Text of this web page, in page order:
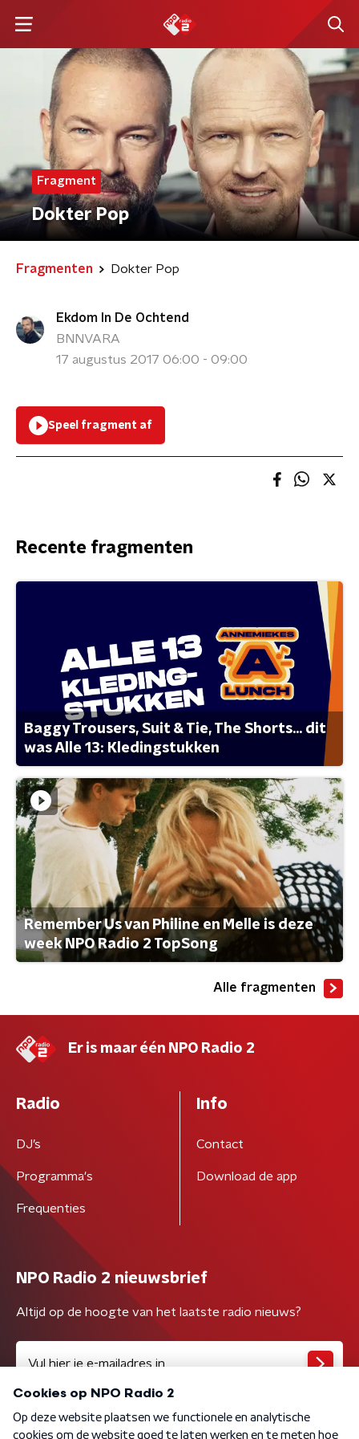
Fragment
Dokter Pop
Fragmenten Dokter Pop
Ekdom In De Ochtend
BNNVARA
17 augustus 2017 06:00 - 09:00
Speel fragment af
Recente fragmenten
Baggy Trousers, Suit & Tie, The Shorts... dit
was Alle 13: Kledingstukken
Remember Us van Philine en Melle is deze
week NPO Radio 2 TopSong
Alle fragmenten
Er is maar één NPO Radio 2
Radio
DJ’s
Programma's
Frequenties
Info
Contact
Download de app
NPO Radio 2 nieuwsbrief
Altijd op de hoogte van het laatste radio nieuws?